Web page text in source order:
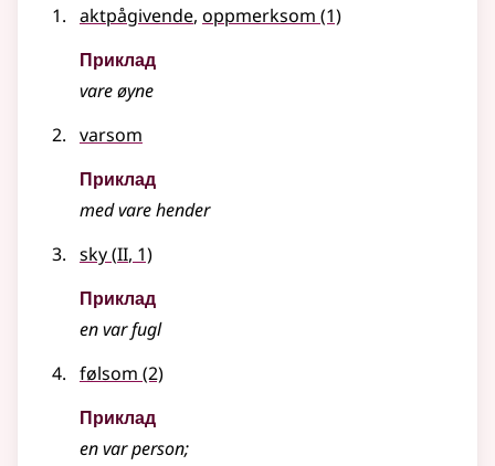
aktpågivende, oppmerksom (1)
Приклад
vareøyne
varsom
Приклад
medvarehender
sky(2
II, 1)
Приклад
envarfugl
følsom (2)
Приклад
envarperson;